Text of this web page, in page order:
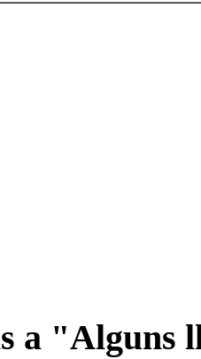
a "Alguns